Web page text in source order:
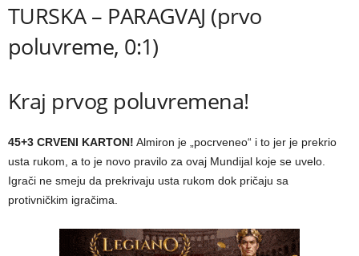
TURSKA – PARAGVAJ (prvo
poluvreme, 0:1)
Kraj prvog poluvremena!
45+3 CRVENI KARTON! Almiron je „pocrveneo“ i to jer je prekrio
usta rukom, a to je novo pravilo za ovaj Mundijal koje se uvelo.
Igrači ne smeju da prekrivaju usta rukom dok pričaju sa
protivničkim igračima.